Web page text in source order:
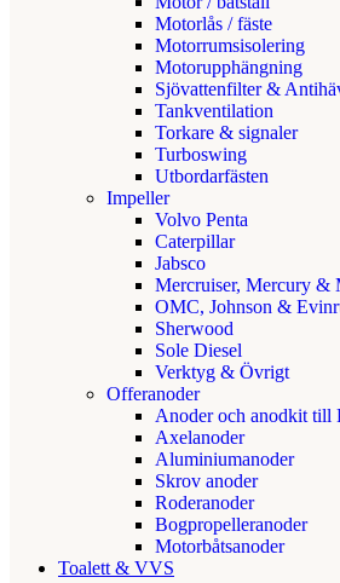
Motorlås / fäste
Motorrumsisolering
Motorupphängning
Sjövattenfilter &
Tankventilation
Torkare & signaler
Turboswing
Utbordarfästen
Impeller
Volvo Penta
Caterpillar
Jabsco
Mercruiser, Mercury &
OMC, Johnson &
Sherwood
Sole Diesel
Verktyg & Övrigt
Offeranoder
Anoder och anodkit till
Axelanoder
Aluminiumanoder
Skrov anoder
Roderanoder
Bogpropelleranoder
Motorbåtsanoder
Toalett & VVS